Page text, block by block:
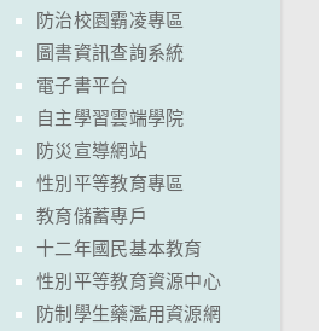
next page
防治校園霸凌專區
圖書資訊查詢系統
電子書平台
自主學習雲端學院
防災宣導網站
性別平等教育專區
教育儲蓄專戶
十二年國民基本教育
性別平等教育資源中心
防制學生藥濫用資源網